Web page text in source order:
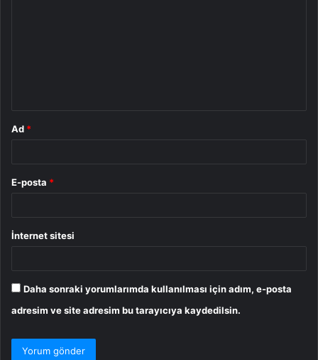
Ad *
E-posta *
İnternet sitesi
Daha sonraki yorumlarımda kullanılması için adım, e-posta
adresim ve site adresim bu tarayıcıya kaydedilsin.